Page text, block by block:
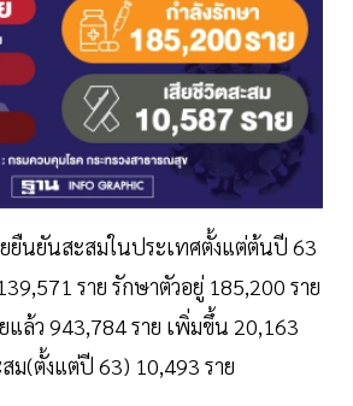
ยืนยันสะสมในประเทศตั้งแต่ต้นปี 63
ราย รักษาตัวอยู่ 185,200 ราย
ล้ว 943,784 ราย เพิ่มขึ้น 20,163
ม(ตั้งแต่ปี 63) 10,493 ราย